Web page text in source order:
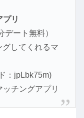
プリ
デート無料）
してくれるマ
：jpLbk75m)
チングアプリ